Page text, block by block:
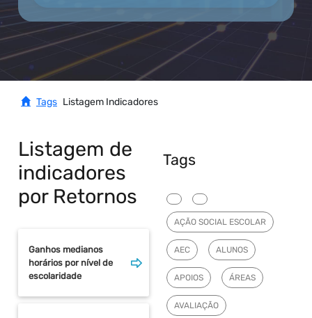
Tags Listagem Indicadores
Listagem de
indicadores
por Retornos
Ganhos medianos
horários por nível de
escolaridade
Tags
AÇÃO SOCIAL ESCOLAR
AEC ALUNOS
APOIOS ÁREAS
AVALIAÇÃO